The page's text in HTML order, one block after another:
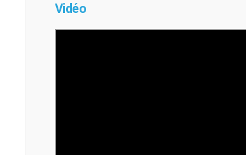
Vidéo